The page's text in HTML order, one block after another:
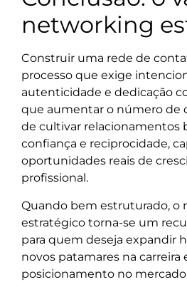
networking
Construir uma rede de
processo que exige
autenticidade e dedicação
que aumentar o número de
de cultivar relacionamentos
confiança e reciprocidade,
oportunidades reais de
profissional.
Quando bem estruturado, o
estratégico torna-se um
para quem deseja expandir
novos patamares na carreira
posicionamento no